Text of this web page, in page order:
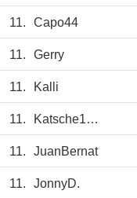
11. Capo44
11. Gerry
11. Kalli
11. Katsche1974
11. JuanBernat
11. JonnyD.